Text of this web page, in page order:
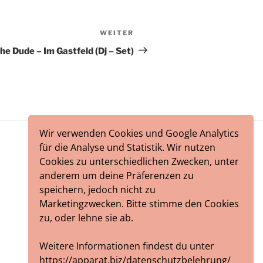
Wir verwenden Cookies und Google Analytics
für die Analyse und Statistik. Wir nutzen
Cookies zu unterschiedlichen Zwecken, unter
anderem um deine Präferenzen zu
speichern, jedoch nicht zu
Marketingzwecken. Bitte stimme den Cookies
zu, oder lehne sie ab.
Weitere Informationen findest du unter
https://apparat.biz/datenschutzbelehrung/
Beitrag
WEITER
Dude – Im Gastfeld (Dj – Set)